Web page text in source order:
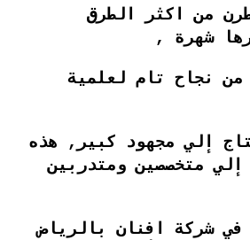
من اكثر الطرق
شهرة ,
نجاح تام لعلمية
إلي مجهود كبير, هذه
إلي متخصصين ومتدربين
شركة افنان بالرياض